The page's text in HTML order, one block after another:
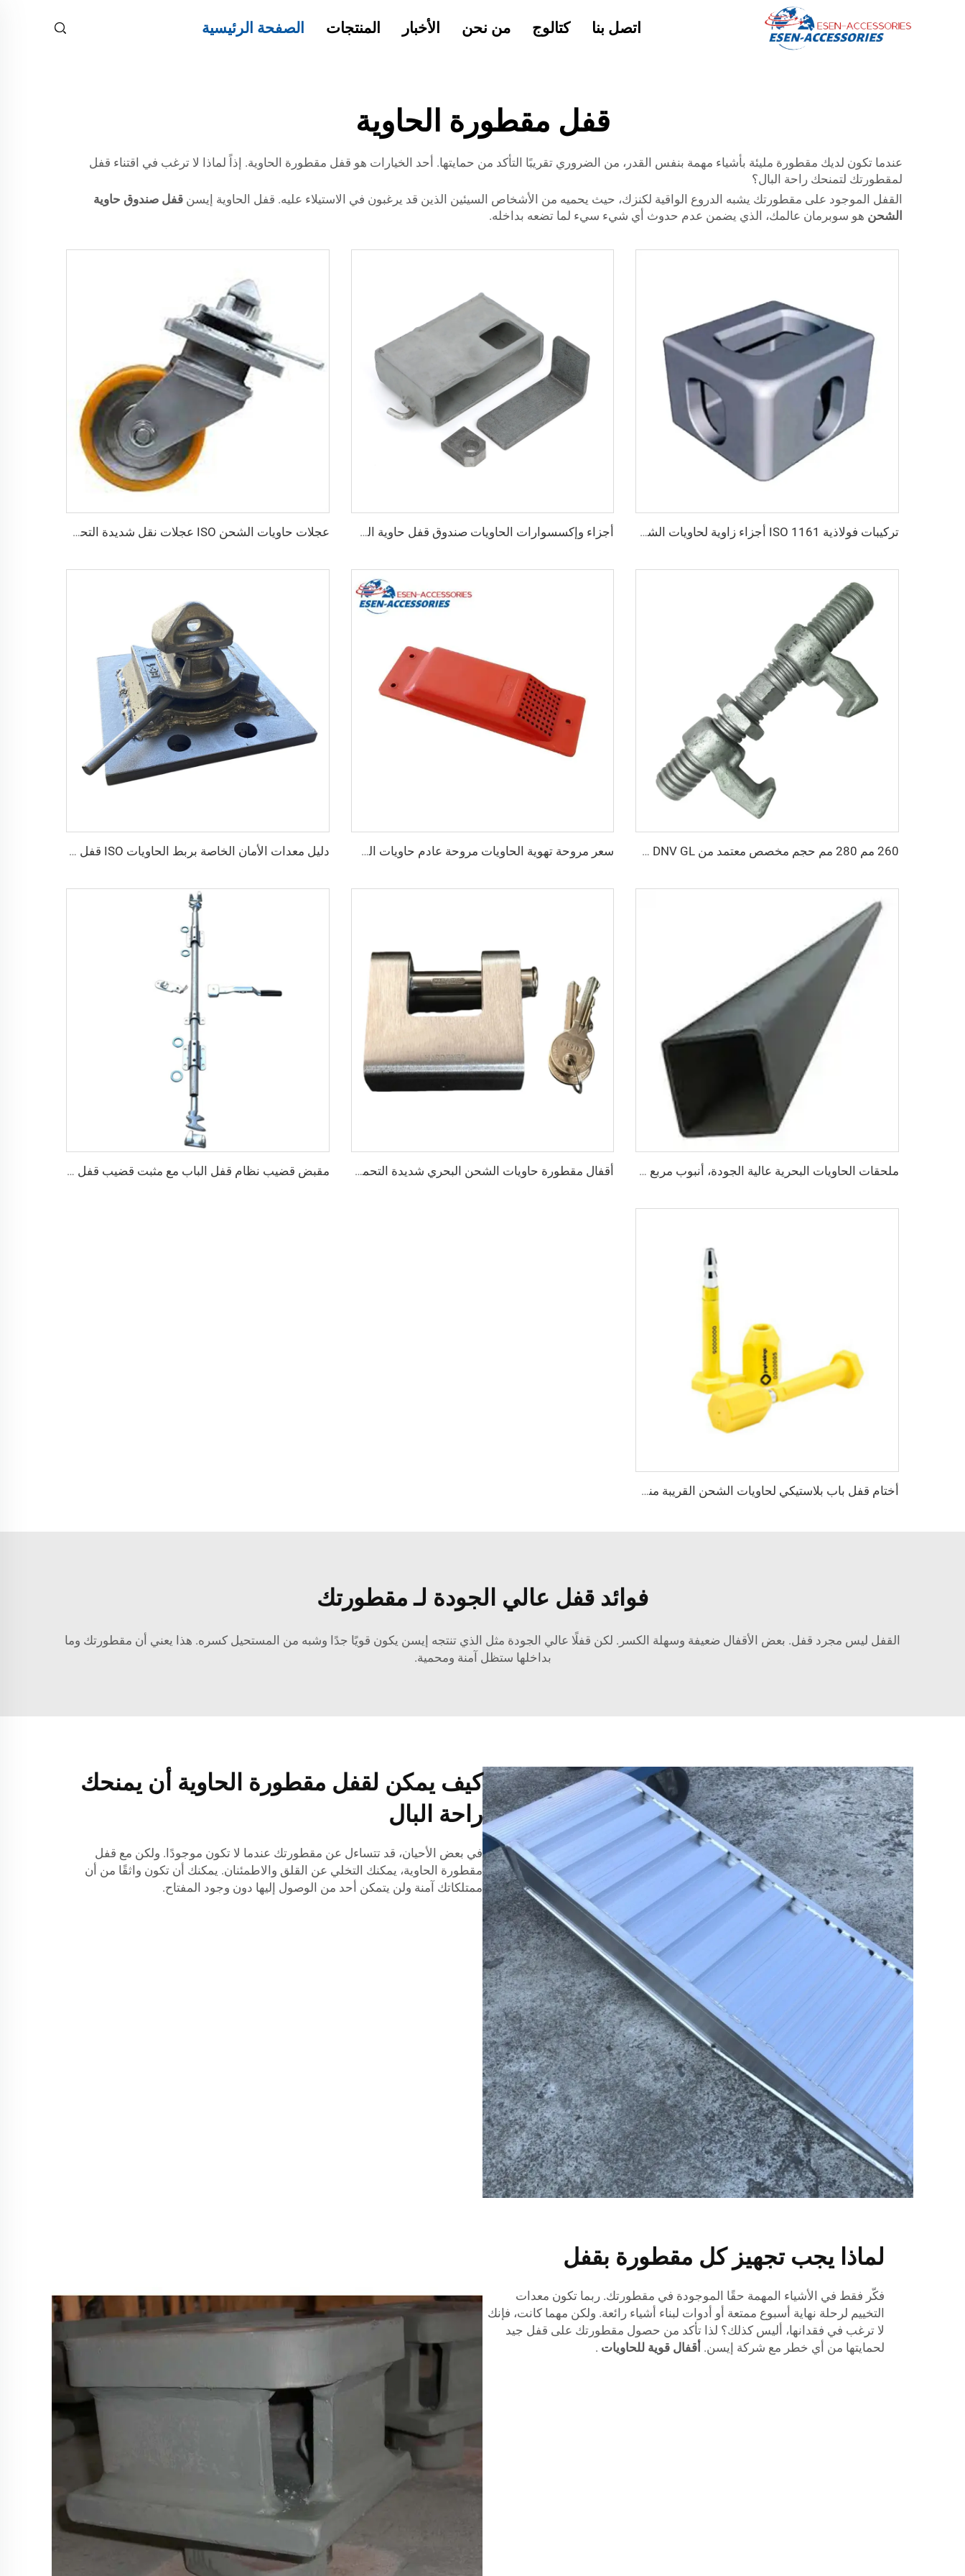
الصفحة الرئيسية المنتجات الأخبار من نحن كتالوج اتصل بنا
قفل مقطورة الحاوية
عندما تكون لديك مقطورة مليئة بأشياء مهمة بنفس القدر، من الضروري تقريبًا التأكد من حمايتها. أحد الخيارات هو قفل مقطورة الحاوية. إذاً لماذا لا ترغب في اقتناء قفل
لمقطورتك لتمنحك راحة البال؟
القفل الموجود على مقطورتك يشبه الدروع الواقية لكنزك، حيث يحميه من الأشخاص السيئين الذين قد يرغبون في الاستيلاء عليه. قفل الحاوية إيسن قفل صندوق حاوية
الشحن هو سوبرمان عالمك، الذي يضمن عدم حدوث أي شيء سيء لما تضعه بداخله.
تركيبات فولاذية ISO 1161 أجزاء زاوية لحاويات الشحن تركيبات الحاويات قطع غيار الحاويات صب زوايا الحاويات الخاصة للبيع أجزاء وإكسسوارات الحاويات صندوق قفل حاوية الشحن للبيع عجلات حاويات الشحن ISO عجلات نقل شديدة التحمل بوزن 3 أطنان
260 مم 280 مم حجم مخصص معتمد من DNV GL مواد ربط حاوية شحن تركيب الجسر سعر مروحة تهوية الحاويات مروحة عادم حاويات الشحن دليل معدات الأمان الخاصة بربط الحاويات ISO قفل التواء داخلي قفل التواء ذيل السنونو
ملحقات الحاويات البحرية عالية الجودة، أنبوب مربع من الفولاذ، سكة جانبية علوية أقفال مقطورة حاويات الشحن البحري شديدة التحمل من Squire، أقفال أمان عالية الأمان، مقاس قفل للحاويات مقبض قضيب نظام قفل الباب مع مثبت قضيب قفل حاوية شحن البضائع الجافة
أختام قفل باب بلاستيكي لحاويات الشحن القريبة مني، مزودة بمسامير أمان عالية الجودة ISO 17712 لشاحنات المقطورات العالية
فوائد قفل عالي الجودة لـ مقطورتك
القفل ليس مجرد قفل. بعض الأقفال ضعيفة وسهلة الكسر. لكن قفلًا عالي الجودة مثل الذي تنتجه إيسن يكون قويًا جدًا وشبه من المستحيل كسره. هذا يعني أن مقطورتك وما
بداخلها ستظل آمنة ومحمية.
كيف يمكن لقفل مقطورة الحاوية أن يمنحك
راحة البال
في بعض الأحيان، قد تتساءل عن مقطورتك عندما لا تكون موجودًا. ولكن مع قفل
مقطورة الحاوية، يمكنك التخلي عن القلق والاطمئنان. يمكنك أن تكون واثقًا من أن
ممتلكاتك آمنة ولن يتمكن أحد من الوصول إليها دون وجود المفتاح.
لماذا يجب تجهيز كل مقطورة بقفل
فكّر فقط في الأشياء المهمة حقًا الموجودة في مقطورتك. ربما تكون معدات
التخييم لرحلة نهاية أسبوع ممتعة أو أدوات لبناء أشياء رائعة. ولكن مهما كانت، فإنك
لا ترغب في فقدانها، أليس كذلك؟ لذا تأكد من حصول مقطورتك على قفل جيد
لحمايتها من أي خطر مع شركة إيسن. أقفال قوية للحاويات .